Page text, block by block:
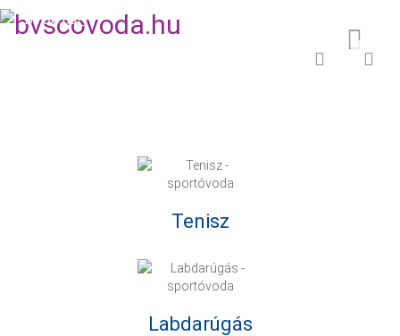
BVSC.hu
Tenisz
Labdarúgás